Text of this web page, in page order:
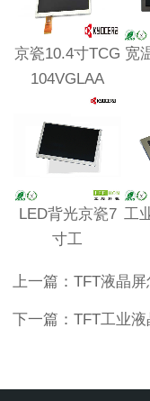
京瓷10.4寸TCG
104VGLAA
宽
LED背光京瓷7
寸工
工
上一篇： TFT液晶屏怎
下一篇： TFT工业液晶屏